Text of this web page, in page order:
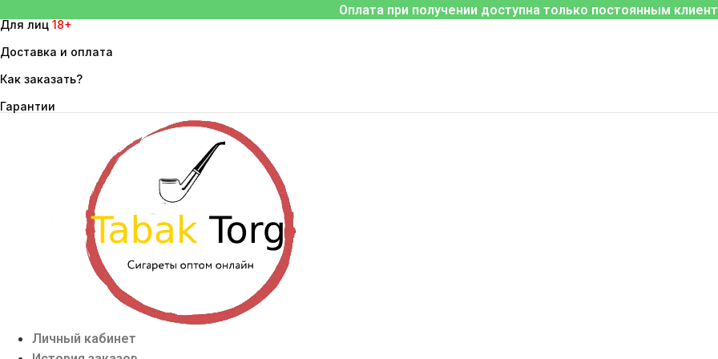
к
содержимому
Оплата при получении доступна только постоянным
Для лиц 18+
Доставка и оплата
Как заказать?
Гарантии
Личный кабинет